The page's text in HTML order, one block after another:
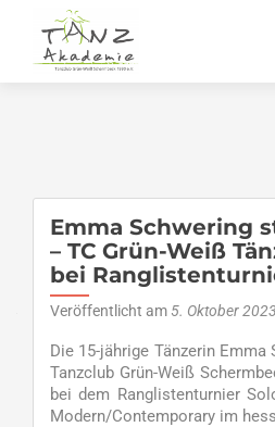
Emma Schwering
– TC Grün-Weiß
bei
Veröffentlicht am 5. Oktober 2023
Die 15-jährige Tänzerin Emma
Tanzclub Grün-Weiß
bei dem Ranglistenturnier
Modern/Contemporary im